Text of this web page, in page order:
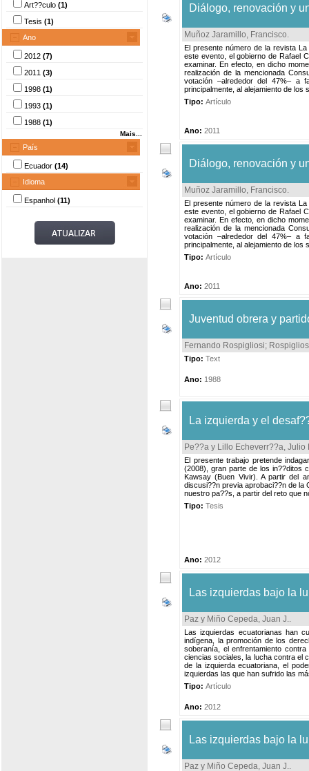
Art??culo (1)
Tesis (1)
Ano
2012 (7)
2011 (3)
1998 (1)
1993 (1)
1988 (1)
Mais...
País
Ecuador (14)
Idioma
Espanhol (11)
Diálogo, renovación y
Muñoz Jaramillo, Francisco.
El presente número de la revista
este evento, el gobierno de Rafael
examinar. En efecto, en dicho
realización de la mencionada
votación –alrededor del 47%– a
principalmente, al alejamiento de
Tipo: Artículo
Ano: 2011
Diálogo, renovación y
Muñoz Jaramillo, Francisco.
El presente número de la revista
este evento, el gobierno de Rafael
examinar. En efecto, en dicho
realización de la mencionada
votación –alrededor del 47%– a
principalmente, al alejamiento de
Tipo: Artículo
Ano: 2011
Juventud obrera y
Fernando Rospigliosi;
Tipo: Text
Ano: 1988
La izquierda y el
Pe??a y Lillo Echeverr??a, Julio
El presente trabajo pretende
(2008), gran parte de los in??ditos
Kawsay (Buen Vivir). A partir del
discusi??n previa aprobaci??n de la
nuestro pa??s, a partir del reto que
Tipo: Tesis
Ano: 2012
Las izquierdas bajo la
Paz y Miño Cepeda, Juan J..
Las izquierdas ecuatorianas han
indígena, la promoción de los
soberanía, el enfrentamiento
ciencias sociales, la lucha contra el
de la izquierda ecuatoriana, el
izquierdas las que han sufrido las
Tipo: Artículo
Ano: 2012
Las izquierdas bajo la
Paz y Miño Cepeda, Juan J..